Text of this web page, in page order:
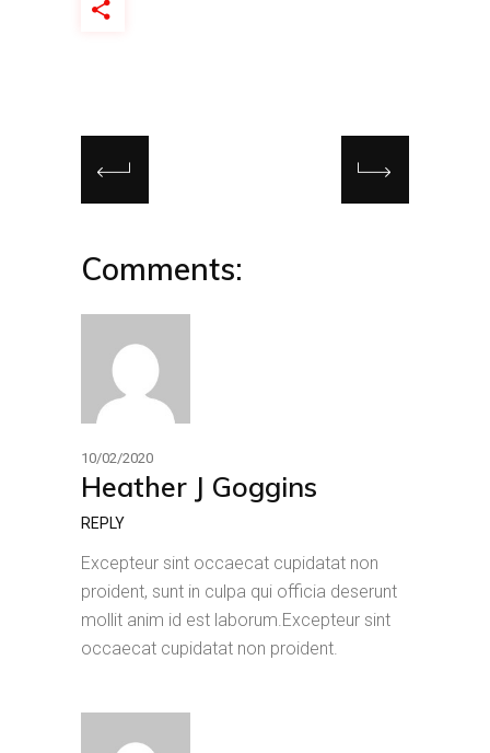
Comments:
10/02/2020
Heather J Goggins
REPLY
Excepteur sint occaecat cupidatat non
proident, sunt in culpa qui officia deserunt
mollit anim id est laborum.Excepteur sint
occaecat cupidatat non proident.